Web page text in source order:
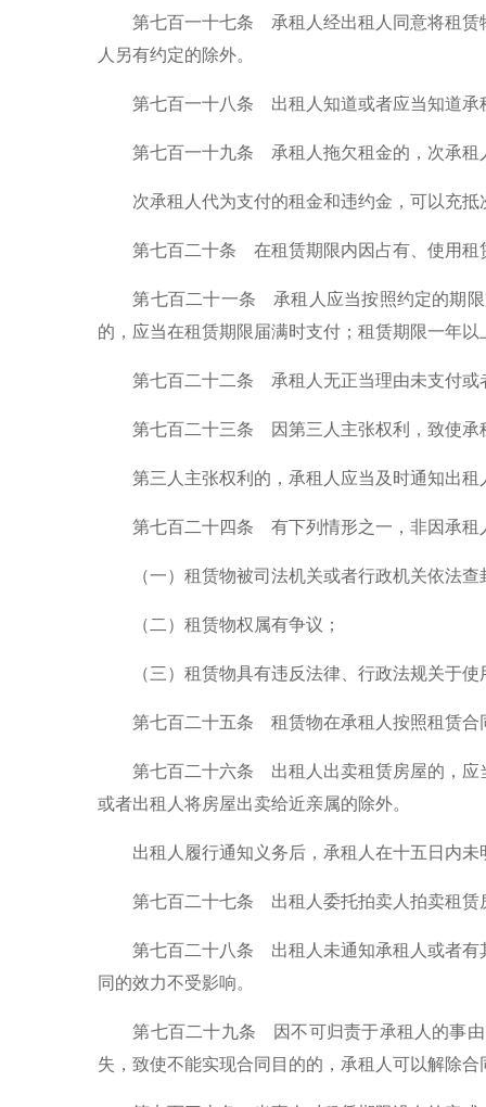
第七百一十七条 承租人经出租人同意将租赁物
人另有约定的除外。
第七百一十八条 出租人知道或者应当知道承
第七百一十九条 承租人拖欠租金的，次承租人
次承租人代为支付的租金和违约金，可以充抵
第七百二十条 在租赁期限内因占有、使用租
第七百二十一条 承租人应当按照约定的期限
的，应当在租赁期限届满时支付；租赁期限一年
第七百二十二条 承租人无正当理由未支付或者
第七百二十三条 因第三人主张权利，致使承租
第三人主张权利的，承租人应当及时通知出租
第七百二十四条 有下列情形之一，非因承租
（一）租赁物被司法机关或者行政机关依法查
（二）租赁物权属有争议；
（三）租赁物具有违反法律、行政法规关于使
第七百二十五条 租赁物在承租人按照租赁合
第七百二十六条 出租人出卖租赁房屋的，应当
或者出租人将房屋出卖给近亲属的除外。
出租人履行通知义务后，承租人在十五日内未
第七百二十七条 出租人委托拍卖人拍卖租赁房
第七百二十八条 出租人未通知承租人或者有其
同的效力不受影响。
第七百二十九条 因不可归责于承租人的事由
失，致使不能实现合同目的的，承租人可以解除合